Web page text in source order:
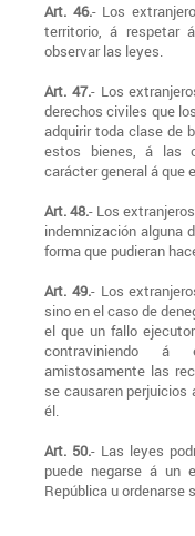
Art. 46.- Los
territorio, á respetar
observar las leyes.
Art. 47.- Los
derechos civiles que
adquirir toda clase de
estos bienes, á las
carácter general á que
Art. 48.- Los
indemnización alguna
forma que pudieran
Art. 49.- Los
sino en el caso de
el que un fallo
contraviniendo á
amistosamente las
se causaren perjuicios
él.
Art. 50.- Las leyes
puede negarse á un
República u ordenarse